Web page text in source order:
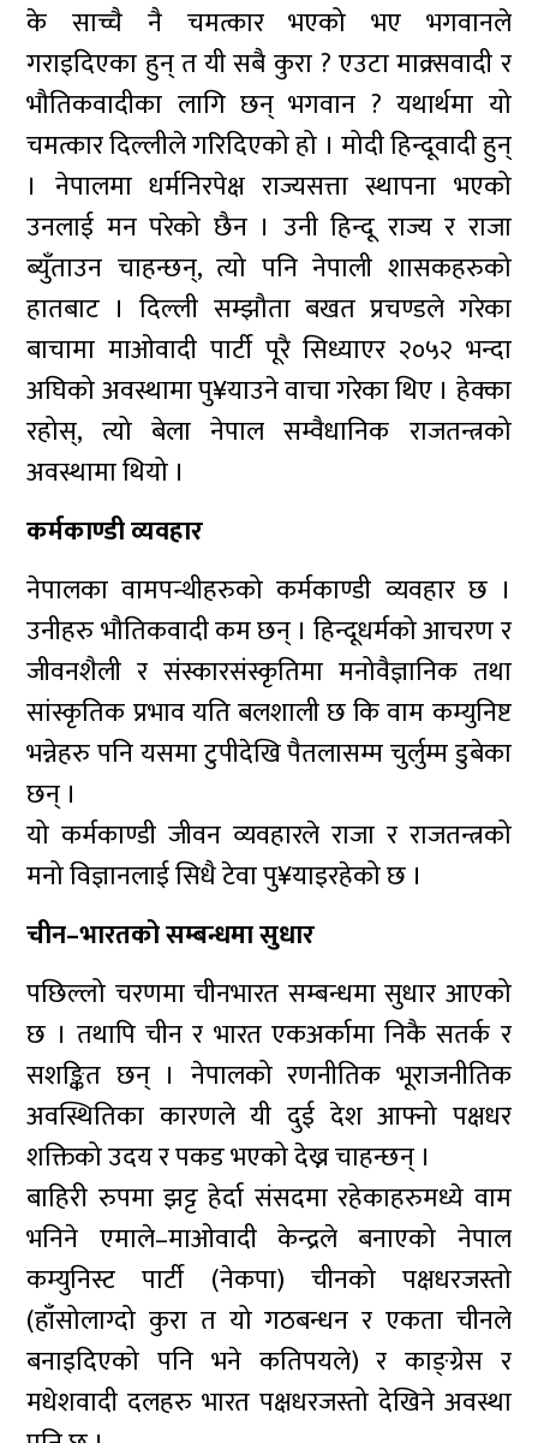
के साच्चै नै चमत्कार भएको भए भगवानले
गराइदिएका हुन् त यी सबै कुरा ? एउटा माक्र्सवादी र
भौतिकवादीका लागि छन् भगवान ? यथार्थमा यो
चमत्कार दिल्लीले गरिदिएको हो । मोदी हिन्दूवादी हुन्
। नेपालमा धर्मनिरपेक्ष राज्यसत्ता स्थापना भएको
उनलाई मन परेको छैन । उनी हिन्दू राज्य र राजा
ब्युँताउन चाहन्छन्, त्यो पनि नेपाली शासकहरुको
हातबाट । दिल्ली सम्झौता बखत प्रचण्डले गरेका
बाचामा माओवादी पार्टी पूरै सिध्याएर २०५२ भन्दा
अघिको अवस्थामा पु¥याउने वाचा गरेका थिए । हेक्का
रहोस्, त्यो बेला नेपाल सम्वैधानिक राजतन्त्रको
अवस्थामा थियो ।
कर्मकाण्डी व्यवहार
नेपालका वामपन्थीहरुको कर्मकाण्डी व्यवहार छ ।
उनीहरु भौतिकवादी कम छन् । हिन्दूधर्मको आचरण र
जीवनशैली र संस्कारसंस्कृतिमा मनोवैज्ञानिक तथा
सांस्कृतिक प्रभाव यति बलशाली छ कि वाम कम्युनिष्ट
भन्नेहरु पनि यसमा टुपीदेखि पैतलासम्म चुर्लुम्म डुबेका
छन् ।
यो कर्मकाण्डी जीवन व्यवहारले राजा र राजतन्त्रको
मनो विज्ञानलाई सिधै टेवा पु¥याइरहेको छ ।
चीन–भारतको सम्बन्धमा सुधार
पछिल्लो चरणमा चीनभारत सम्बन्धमा सुधार आएको
छ । तथापि चीन र भारत एकअर्कामा निकै सतर्क र
सशङ्कित छन् । नेपालको रणनीतिक भूराजनीतिक
अवस्थितिका कारणले यी दुई देश आफ्नो पक्षधर
शक्तिको उदय र पकड भएको देख्न चाहन्छन् ।
बाहिरी रुपमा झट्ट हेर्दा संसदमा रहेकाहरुमध्ये वाम
भनिने एमाले–माओवादी केन्द्रले बनाएको नेपाल
कम्युनिस्ट पार्टी (नेकपा) चीनको पक्षधरजस्तो
(हाँसोलाग्दो कुरा त यो गठबन्धन र एकता चीनले
बनाइदिएको पनि भने कतिपयले) र काङ्ग्रेस र
मधेशवादी दलहरु भारत पक्षधरजस्तो देखिने अवस्था